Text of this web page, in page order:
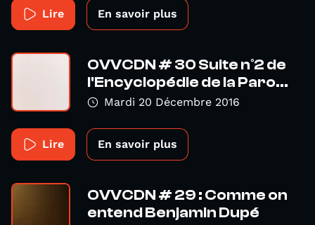
Lire En savoir plus
OVVCDN # 30 Suite n°2 de
l'Encyclopédie de la Paro...
Mardi 20 Décembre 2016
Lire En savoir plus
OVVCDN # 29 : Comme on
entend Benjamin Dupé